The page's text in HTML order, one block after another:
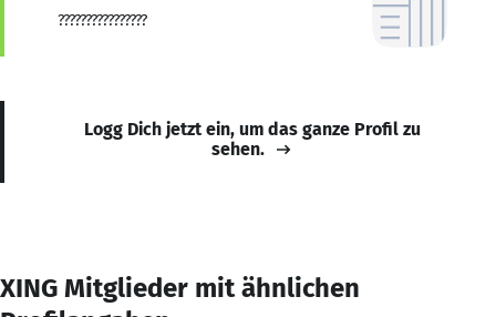
????????????????
Logg Dich jetzt ein, um das ganze Profil zu
sehen.
XING Mitglieder mit ähnlichen